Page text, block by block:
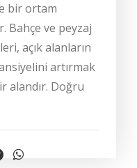
bir ortam
Bahçe ve peyzaj
açık alanların
artırmak
alandır. Doğru